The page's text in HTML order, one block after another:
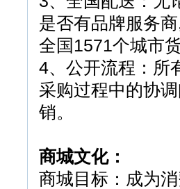
是否有品牌服务
全国1571个城市
4、公开流程：所
采购过程中的协
销。
商城文化：
商城目标：成为